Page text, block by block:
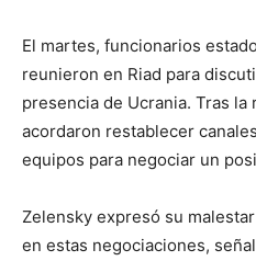
El martes, funcionarios
reunieron en Riad para
presencia de Ucrania. Tras
acordaron restablecer
equipos para negociar un
Zelensky expresó su
en estas negociaciones,